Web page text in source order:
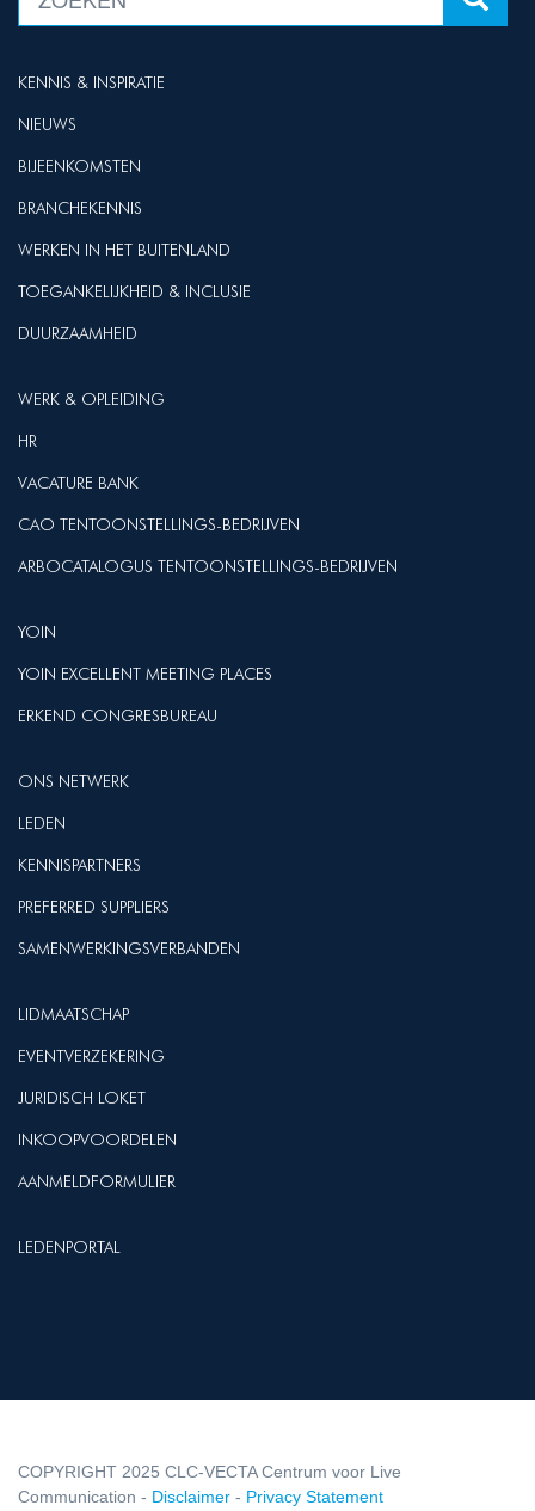
KENNIS & INSPIRATIE
NIEUWS
BIJEENKOMSTEN
BRANCHEKENNIS
WERKEN IN HET BUITENLAND
TOEGANKELIJKHEID & INCLUSIE
DUURZAAMHEID
WERK & OPLEIDING
HR
VACATURE BANK
CAO TENTOONSTELLINGS-BEDRIJVEN
ARBOCATALOGUS TENTOONSTELLINGS-BEDRIJVEN
YOIN
YOIN EXCELLENT MEETING PLACES
ERKEND CONGRESBUREAU
ONS NETWERK
LEDEN
KENNISPARTNERS
PREFERRED SUPPLIERS
SAMENWERKINGSVERBANDEN
LIDMAATSCHAP
EVENTVERZEKERING
JURIDISCH LOKET
INKOOPVOORDELEN
AANMELDFORMULIER
LEDENPORTAL
COPYRIGHT 2025 CLC-VECTA Centrum voor Live
Communication - Disclaimer - Privacy Statement